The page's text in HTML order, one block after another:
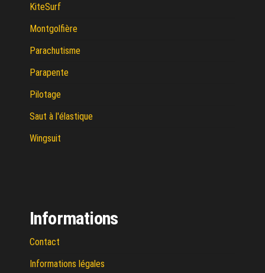
KiteSurf
Montgolfière
Parachutisme
Parapente
Pilotage
Saut à l'élastique
Wingsuit
Informations
Contact
Informations légales